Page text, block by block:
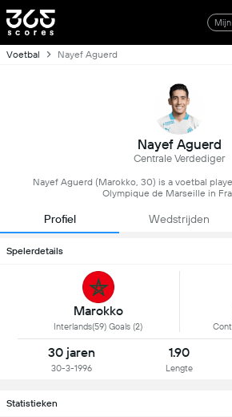
Voetbal Nayef Aguerd
Nayef Aguerd
Centrale Verdediger
Nayef Aguerd (Marokko, 30) is a voetbal
Olympique de Marseille in
Profiel Wedstrijden
Spelerdetails
Marokko
Interlands(59) Goals (2)
30 jaren
30-3-1996
1.90
Lengte
Statistieken